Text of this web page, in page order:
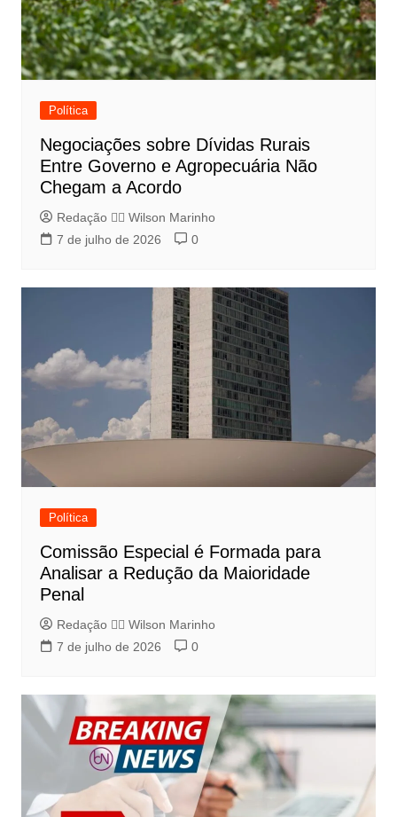
Política
Negociações sobre Dívidas Rurais
Entre Governo e Agropecuária Não
Chegam a Acordo
Redação 👨‍⚖️​ Wilson Marinho
7 de julho de 2026
0
Política
Comissão Especial é Formada para
Analisar a Redução da Maioridade
Penal
Redação 👨‍⚖️​ Wilson Marinho
7 de julho de 2026
0